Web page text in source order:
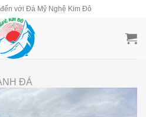
với Đá Mỹ Nghệ Kim Đô
ĐÁ